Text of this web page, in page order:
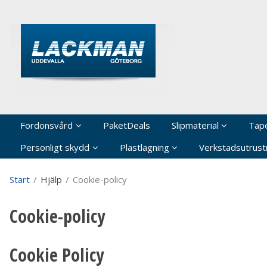
Fordonsvård PaketDeals Slipmaterial
Personligt skydd
Plastlagning
Start / Hjälp / Cookie-policy
Cookie-policy
Cookie Policy